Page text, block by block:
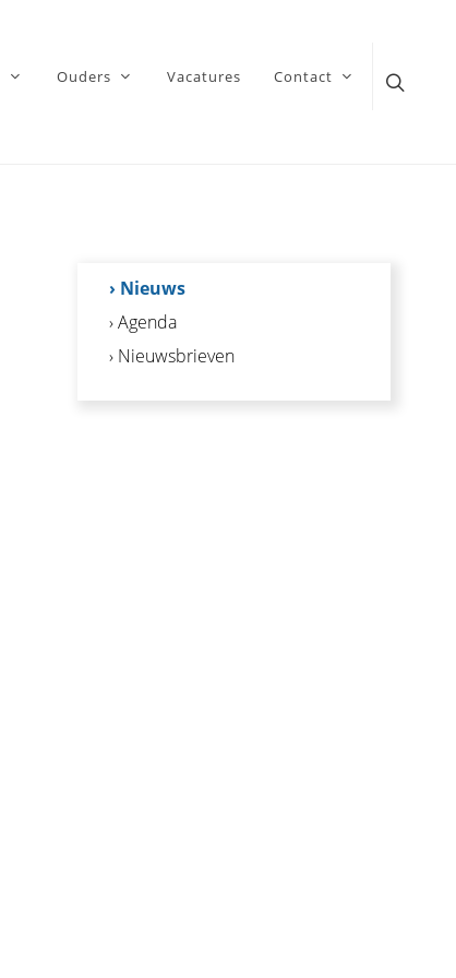
Ouders Vacatures Contact
› Nieuws
› Agenda
› Nieuwsbrieven